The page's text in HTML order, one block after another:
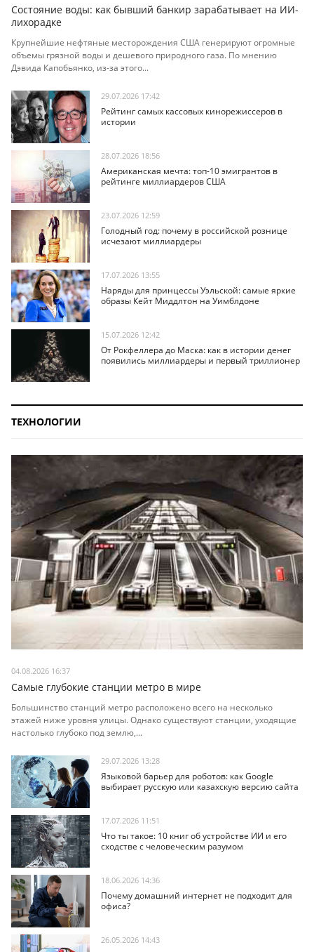
Состояние воды: как бывший банкир зарабатывает на ИИ-
лихорадке
Крупнейшие нефтяные месторождения США генерируют огромные
объемы грязной воды и дешевого природного газа. По мнению
Дэвида Капобьянко, из-за этого...
29.07.2026 17:42
Рейтинг самых кассовых кинорежиссеров в
истории
28.07.2026 18:56
Американская мечта: топ-10 эмигрантов в
рейтинге миллиардеров США
23.07.2026 12:59
Голодный год: почему в российской рознице
исчезают миллиардеры
17.07.2026 13:55
Наряды для принцессы Уэльской: самые яркие
образы Кейт Миддлтон на Уимблдоне
15.07.2026 12:42
От Рокфеллера до Маска: как в истории денег
появились миллиардеры и первый триллионер
ТЕХНОЛОГИИ
04.08.2026 16:37
Самые глубокие станции метро в мире
Большинство станций метро расположено всего на несколько
этажей ниже уровня улицы. Однако существуют станции, уходящие
настолько глубоко под землю,...
29.07.2026 13:28
Языковой барьер для роботов: как Google
выбирает русскую или казахскую версию сайта
17.07.2026 11:51
Что ты такое: 10 книг об устройстве ИИ и его
сходстве с человеческим разумом
18.06.2026 14:36
Почему домашний интернет не подходит для
офиса?
26.05.2026 14:43